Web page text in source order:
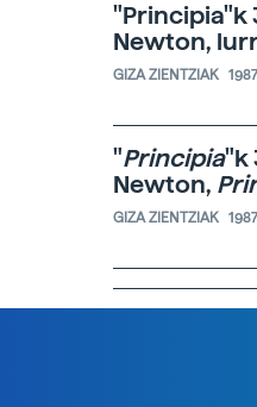
"Principia"k
Newton,
GIZA ZIENTZIAK
"Principia"k
Newton,
GIZA ZIENTZIAK